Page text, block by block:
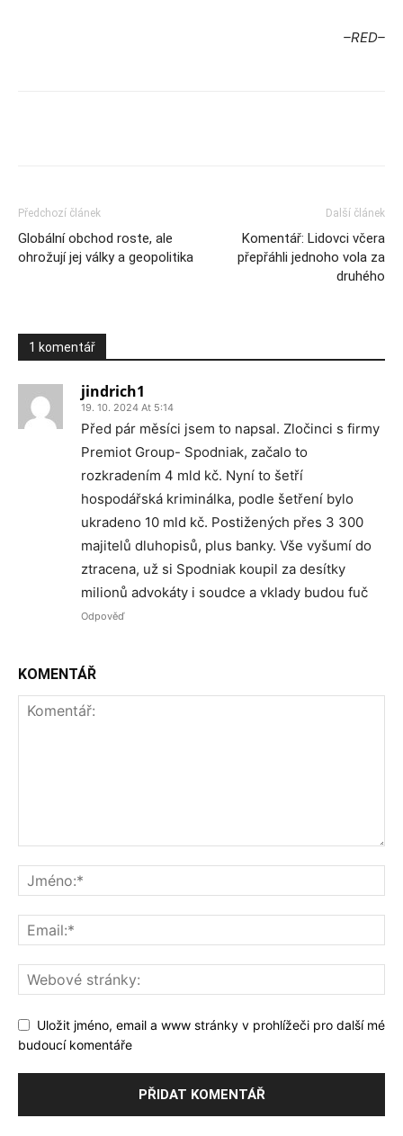
–RED–
Předchozí článek
Globální obchod roste, ale
ohrožují jej války a geopolitika
Další článek
Komentář: Lidovci včera
přepřáhli jednoho vola za
druhého
1 komentář
jindrich1
19. 10. 2024 At 5:14
Před pár měsíci jsem to napsal. Zločinci s firmy
Premiot Group- Spodniak, začalo to
rozkradením 4 mld kč. Nyní to šetří
hospodářská kriminálka, podle šetření bylo
ukradeno 10 mld kč. Postižených přes 3 300
majitelů dluhopisů, plus banky. Vše vyšumí do
ztracena, už si Spodniak koupil za desítky
milionů advokáty i soudce a vklady budou fuč
Odpověď
KOMENTÁŘ
Uložit jméno, email a www stránky v prohlížeči pro další mé
budoucí komentáře